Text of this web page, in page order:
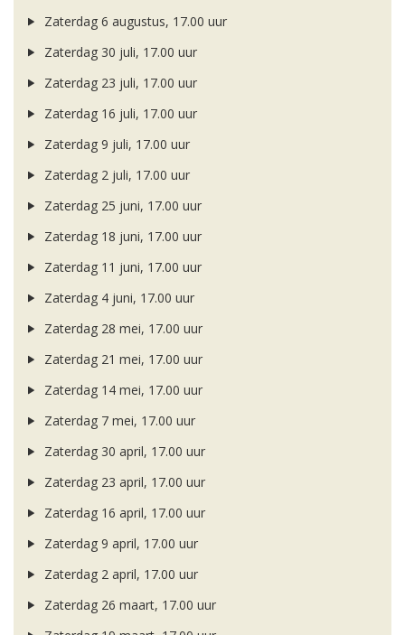
Zaterdag 6 augustus, 17.00 uur
Zaterdag 30 juli, 17.00 uur
Zaterdag 23 juli, 17.00 uur
Zaterdag 16 juli, 17.00 uur
Zaterdag 9 juli, 17.00 uur
Zaterdag 2 juli, 17.00 uur
Zaterdag 25 juni, 17.00 uur
Zaterdag 18 juni, 17.00 uur
Zaterdag 11 juni, 17.00 uur
Zaterdag 4 juni, 17.00 uur
Zaterdag 28 mei, 17.00 uur
Zaterdag 21 mei, 17.00 uur
Zaterdag 14 mei, 17.00 uur
Zaterdag 7 mei, 17.00 uur
Zaterdag 30 april, 17.00 uur
Zaterdag 23 april, 17.00 uur
Zaterdag 16 april, 17.00 uur
Zaterdag 9 april, 17.00 uur
Zaterdag 2 april, 17.00 uur
Zaterdag 26 maart, 17.00 uur